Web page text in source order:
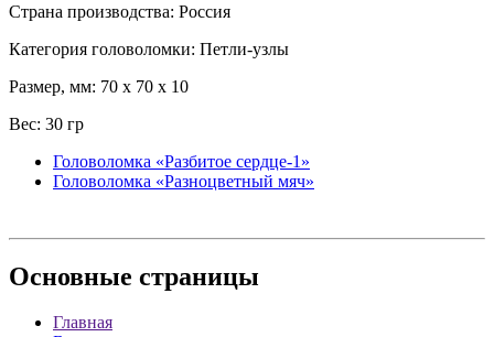
Страна производства: Россия
Категория головоломки: Петли-узлы
Размер, мм: 70 x 70 x 10
Вес: 30 гр
Головоломка «Разбитое сердце-1»
Головоломка «Разноцветный мяч»
Основные страницы
Главная